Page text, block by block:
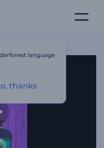
language
thanks